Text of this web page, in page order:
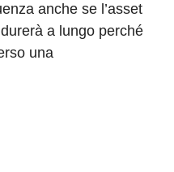
anche se l’asset
a lungo perché
una